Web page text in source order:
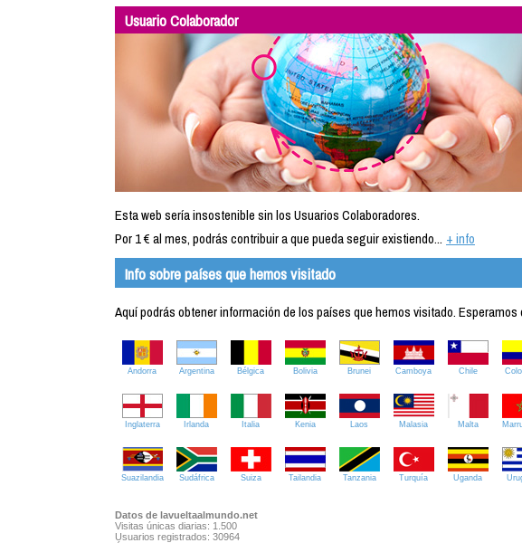
Usuario Colaborador
Esta web sería insostenible sin los Usuarios Colaboradores.
Por 1 € al mes, podrás contribuir a que pueda seguir existiendo... + info
Info sobre países que hemos visitado
Aquí podrás obtener información de los países que hemos visitado.
Andorra Argentina Bélgica Bolivia Brunei Camboya Chile
Inglaterra Irlanda Italia Kenia Laos Malasia Malta
Suazilandia Sudáfrica Suiza Tailandia Tanzania Turquía Uganda
Datos de lavueltaalmundo.net
Visitas únicas diarias: 1.500
Usuarios registrados: 30964